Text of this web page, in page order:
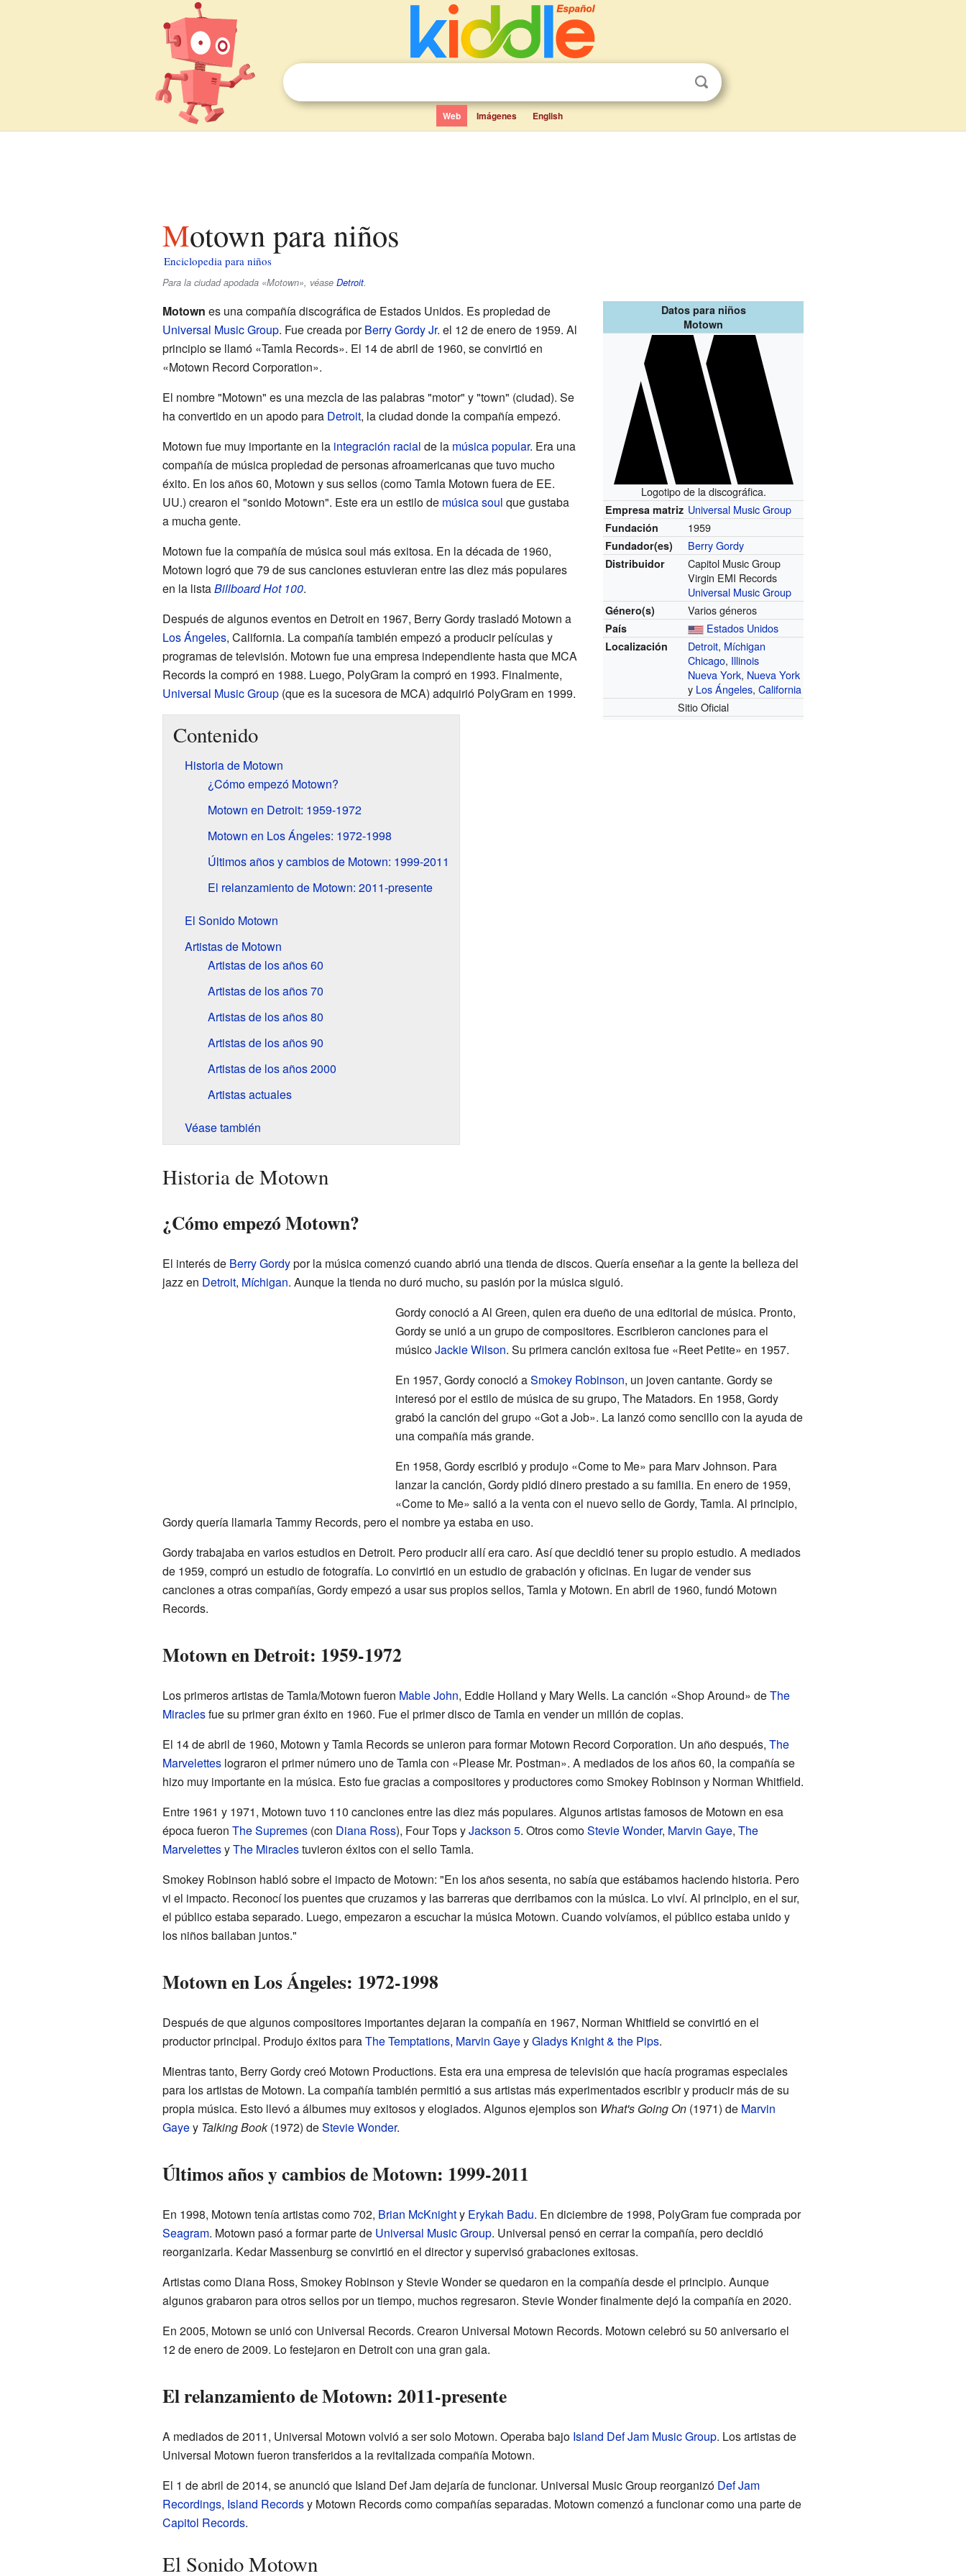
Web Imágenes English
Motown para niños
Enciclopedia para niños
Para la ciudad apodada «Motown», véase Detroit.
Datos para niños
Motown
Logotipo de la discográfica.
Empresa matriz Universal Music Group
Fundación 1959
Fundador(es) Berry Gordy
Distribuidor
Capitol Music Group
Virgin EMI Records
Universal Music Group
Género(s) Varios géneros
País Estados Unidos
Localización Detroit, Míchigan
Chicago, Illinois
Nueva York, Nueva York
y Los Ángeles,California
Sitio Oficial
Motown es una compañía discográfica de Estados Unidos. Es propiedad de
Universal Music Group. Fue creada porBerry Gordy Jr. el 12 de enero de 1959. Al
principio se llamó «Tamla Records». El 14 de abril de 1960, se convirtió en
«Motown Record Corporation».
El nombre "Motown" es una mezcla de las palabras "motor" y "town" (ciudad). Se
ha convertido en un apodo para Detroit, la ciudad donde la compañía empezó.
Motown fue muy importante en la integración racial de la música popular. Era una
compañía de música propiedad de personas afroamericanas que tuvo mucho
éxito. En los años 60, Motown y sus sellos (como Tamla Motown fuera de EE.
UU.) crearon el "sonido Motown". Este era un estilo de música soul que gustaba
a mucha gente.
Motown fue la compañía de música soul más exitosa. En la década de 1960,
Motown logró que 79 de sus canciones estuvieran entre las diez más populares
en la listaBillboard Hot 100.
Después de algunos eventos en Detroit en 1967, Berry Gordy trasladó Motown a
Los Ángeles, California. La compañía también empezó a producir películas y
programas de televisión. Motown fue una empresa independiente hasta que MCA
Records la compró en 1988. Luego, PolyGram la compró en 1993. Finalmente,
Universal Music Group(que es la sucesora de MCA) adquirió PolyGram en 1999.
Contenido
Historia de Motown
¿Cómo empezó Motown?
Motown en Detroit: 1959-1972
Motown en Los Ángeles: 1972-1998
Últimos años y cambios de Motown: 1999-2011
El relanzamiento de Motown: 2011-presente
El Sonido Motown
Artistas de Motown
Artistas de los años 60
Artistas de los años 70
Artistas de los años 80
Artistas de los años 90
Artistas de los años 2000
Artistas actuales
Véase también
Historia de Motown
¿Cómo empezó Motown?
El interés de Berry Gordypor la música comenzó cuando abrió una tienda de discos. Quería enseñar a la gente la belleza del
jazz en Detroit, Míchigan. Aunque la tienda no duró mucho, su pasión por la música siguió.
Gordy conoció a Al Green, quien era dueño de una editorial de música. Pronto,
Gordy se unió a un grupo de compositores. Escribieron canciones para el
músicoJackie Wilson. Su primera canción exitosa fue «Reet Petite» en 1957.
En 1957, Gordy conoció aSmokey Robinson, un joven cantante. Gordy se
interesó por el estilo de música de su grupo, The Matadors. En 1958, Gordy
grabó la canción del grupo «Got a Job». La lanzó como sencillo con la ayuda de
una compañía más grande.
En 1958, Gordy escribió y produjo «Come to Me» para Marv Johnson. Para
lanzar la canción, Gordy pidió dinero prestado a su familia. En enero de 1959,
«Come to Me» salió a la venta con el nuevo sello de Gordy, Tamla. Al principio,
Gordy quería llamarla Tammy Records, pero el nombre ya estaba en uso.
Gordy trabajaba en varios estudios en Detroit. Pero producir allí era caro. Así que decidió tener su propio estudio. A mediados
de 1959, compró un estudio de fotografía. Lo convirtió en un estudio de grabación y oficinas. En lugar de vender sus
canciones a otras compañías, Gordy empezó a usar sus propios sellos, Tamla y Motown. En abril de 1960, fundó Motown
Records.
Motown en Detroit: 1959-1972
Los primeros artistas de Tamla/Motown fueron Mable John, Eddie Holland y Mary Wells. La canción «Shop Around» deThe
Miraclesfue su primer gran éxito en 1960. Fue el primer disco de Tamla en vender un millón de copias.
El 14 de abril de 1960, Motown y Tamla Records se unieron para formar Motown Record Corporation. Un año después, The
Marveletteslograron el primer número uno de Tamla con «Please Mr. Postman». A mediados de los años 60, la compañía se
hizo muy importante en la música. Esto fue gracias a compositores y productores como Smokey Robinson y Norman Whitfield.
Entre 1961 y 1971, Motown tuvo 110 canciones entre las diez más populares. Algunos artistas famosos de Motown en esa
época fueron The Supremes(con Diana Ross), Four Tops yJackson 5. Otros comoStevie Wonder, Marvin Gaye, The
MarvelettesyThe Miraclestuvieron éxitos con el sello Tamla.
Smokey Robinson habló sobre el impacto de Motown: "En los años sesenta, no sabía que estábamos haciendo historia. Pero
vi el impacto. Reconocí los puentes que cruzamos y las barreras que derribamos con la música. Lo viví. Al principio, en el sur,
el público estaba separado. Luego, empezaron a escuchar la música Motown. Cuando volvíamos, el público estaba unido y
los niños bailaban juntos."
Motown en Los Ángeles: 1972-1998
Después de que algunos compositores importantes dejaran la compañía en 1967, Norman Whitfield se convirtió en el
productor principal. Produjo éxitos paraThe Temptations, Marvin GayeyGladys Knight & the Pips.
Mientras tanto, Berry Gordy creó Motown Productions. Esta era una empresa de televisión que hacía programas especiales
para los artistas de Motown. La compañía también permitió a sus artistas más experimentados escribir y producir más de su
propia música. Esto llevó a álbumes muy exitosos y elogiados. Algunos ejemplos son What's Going On(1971) de Marvin
Gayey Talking Book(1972) deStevie Wonder.
Últimos años y cambios de Motown: 1999-2011
En 1998, Motown tenía artistas como 702, Brian McKnighty Erykah Badu. En diciembre de 1998, PolyGram fue comprada por
Seagram. Motown pasó a formar parte de Universal Music Group. Universal pensó en cerrar la compañía, pero decidió
reorganizarla. Kedar Massenburg se convirtió en el director y supervisó grabaciones exitosas.
Artistas como Diana Ross, Smokey Robinson y Stevie Wonder se quedaron en la compañía desde el principio. Aunque
algunos grabaron para otros sellos por un tiempo, muchos regresaron. Stevie Wonder finalmente dejó la compañía en 2020.
En 2005, Motown se unió con Universal Records. Crearon Universal Motown Records. Motown celebró su 50 aniversario el
12 de enero de 2009. Lo festejaron en Detroit con una gran gala.
El relanzamiento de Motown: 2011-presente
A mediados de 2011, Universal Motown volvió a ser solo Motown. Operaba bajo Island Def Jam Music Group. Los artistas de
Universal Motown fueron transferidos a la revitalizada compañía Motown.
El 1 de abril de 2014, se anunció que Island Def Jam dejaría de funcionar. Universal Music Group reorganizó Def Jam
Recordings, Island Recordsy Motown Records como compañías separadas. Motown comenzó a funcionar como una parte de
Capitol Records.
El Sonido Motown